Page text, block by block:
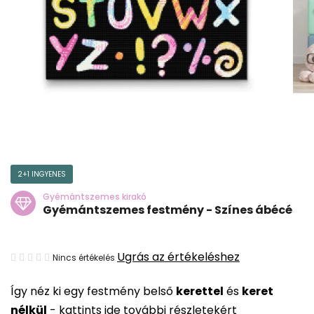
Így néz ki egy festmény belső kerettel és keret
nélkül - kattints ide további részletekért
2+1 INGYENES
Gyémántszemes kirakó
Gyémántszemes festmény - Színes ábécé
A
átlagos
Nincs értékelés Ugrás az értékeléshez